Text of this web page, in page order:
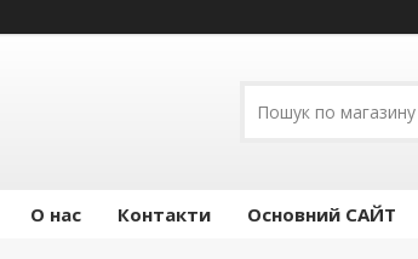
О нас Контакти Основний САЙТ